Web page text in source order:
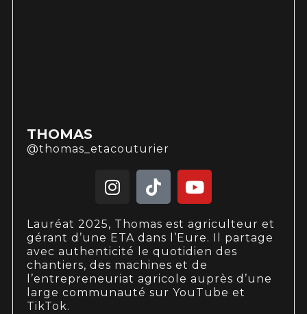
THOMAS
@thomas_etacouturier
Lauréat 2025, Thomas est agriculteur et
gérant d’une ETA dans l’Eure. Il partage
avec authenticité le quotidien des
chantiers, des machines et de
l’entrepreneuriat agricole auprès d’une
large communauté sur YouTube et
TikTok.